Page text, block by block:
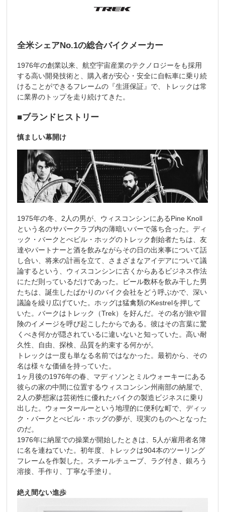
全米シェアNo.1の総合バイクメーカー
1976年の創業以来、航空宇宙産業のテクノロジーをも採用
する高い開発技術と、購入者が安心・安全に自転車に乗り続
けることができるフレームの『生涯保証』で、トレックは常
に業界のトップを走り続けてきた。
■ブランドヒストリー
慎ましい幕開け
1975年の冬、2人の男が、ウィスコンシンにあるPine Knoll
という名のサパークラブ内の薄暗いバーで落ち合った。ディ
ック・バークとべビル・ホッグのトレック創始者たちは、友
達やパートナーと酒を飲みながらその日の出来事について話
し合い、将来の計画を立て、さまざまなアイデアについて議
論するという、ウィスコンシンに古くからあるビジネス作法
にただ則っているだけであった。ビール数杯を飲み干した男
たちは、誕生したばかりのバイク会社をどう呼ぶかで、深い
議論を繰り広げていた。ホッグは猛禽類のKestrelを押して
いた。バークはトレック（Trek）を好んだ。その名が旅や冒
険のイメージを呼び起こしたからである。彼はその言葉に驚
くべき何かが隠されているに違いないと知っていた。高い耐
久性、自由、探検、品質を約束する何かが。
トレックは一度も単なる名前ではなかった。最初から、その
名は様々な価値を持っていた。
1ヶ月後の1976年の春、マディソンとミルウォーキーにある
彼らの家の中間に位置するウィスコンシン州南部の納屋で、
2人の夢想家は芸術性に優れたバイクの製造ビジネスに乗り
出した。ウォータールーという地理的に便利な町で、ディッ
ク・バークとべビル・ホッグの夢が、現実のものへとなった
のだ。
1976年に納屋での操業が開始したときは、5人が雇用者名簿
に名を連ねていた。初年度、トレックは904本のツーリング
フレームを作製した。スチールチューブ、ラグ付き、銀ろう
溶接、手作り、丁寧な手塗り。
絶え間ない進歩